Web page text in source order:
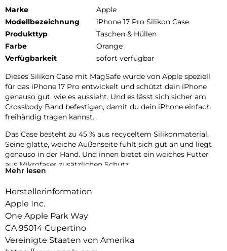
Marke
Apple
Modellbezeichnung
iPhone 17 Pro Silikon Case
Produkttyp
Taschen & Hüllen
Farbe
Orange
Verfügbarkeit
sofort verfügbar
Dieses Silikon Case mit MagSafe wurde von Apple speziell
für das iPhone 17 Pro entwickelt und schützt dein iPhone
genauso gut, wie es aussieht. Und es lässt sich sicher am
Crossbody Band befestigen, damit du dein iPhone einfach
freihändig tragen kannst.
Das Case besteht zu 45 % aus recyceltem Silikon­material.
Seine glatte, weiche Außenseite fühlt sich gut an und liegt
genauso in der Hand. Und innen bietet ein weiches Futter
aus Mikrofaser zusätzlichen Schutz.
Es kommt mit Saphirglas mit einer leitenden Schicht, die die
Bewegungen deines Fingers zur Kamerasteuerung
überträgt.
Mit integrierten Magneten, die sich perfekt am iPhone 17 Pro
ausrichten, hält das Case ganz einfach und sorgt für
Mehr lesen
Herstellerinformation
Apple Inc.
One Apple Park Way
CA 95014 Cupertino
Vereinigte Staaten von Amerika